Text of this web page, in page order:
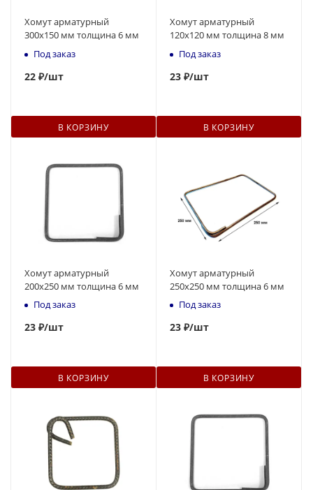
Хомут арматурный
300х150 мм толщина 6 мм
Под заказ
22 ₽/шт
В КОРЗИНУ
Хомут арматурный
120х120 мм толщина 8 мм
Под заказ
23 ₽/шт
В КОРЗИНУ
Хомут арматурный
200х250 мм толщина 6 мм
Под заказ
23 ₽/шт
В КОРЗИНУ
Хомут арматурный
250х250 мм толщина 6 мм
Под заказ
23 ₽/шт
В КОРЗИНУ